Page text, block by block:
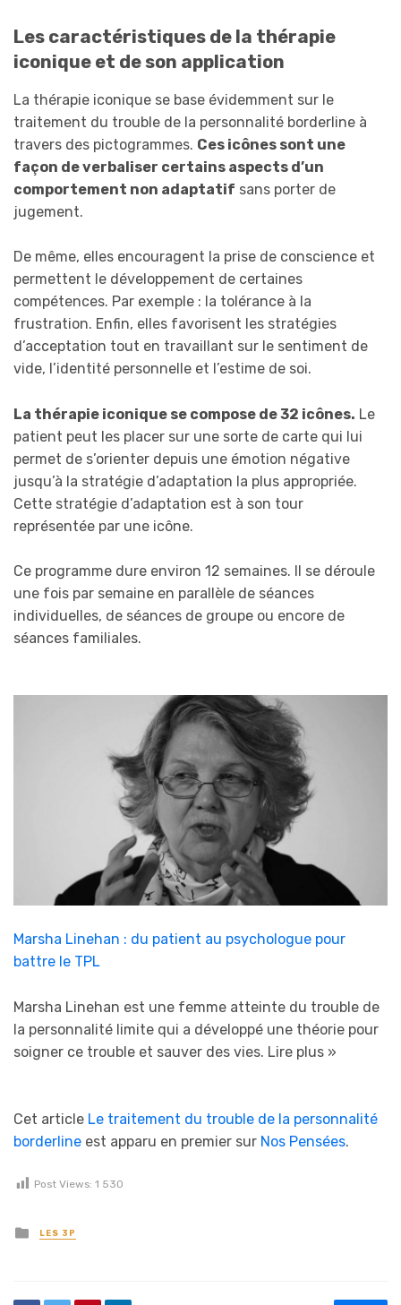
Les caractéristiques de la thérapie
iconique et de son application
La thérapie iconique se base évidemment sur le
traitement du trouble de la personnalité borderline à
travers des pictogrammes. Ces icônes sont une
façon de verbaliser certains aspects d’un
comportement non adaptatif sans porter de
jugement.
De même, elles encouragent la prise de conscience et
permettent le développement de certaines
compétences. Par exemple : la tolérance à la
frustration. Enfin, elles favorisent les stratégies
d’acceptation tout en travaillant sur le sentiment de
vide, l’identité personnelle et l’estime de soi.
La thérapie iconique se compose de 32 icônes. Le
patient peut les placer sur une sorte de carte qui lui
permet de s’orienter depuis une émotion négative
jusqu’à la stratégie d’adaptation la plus appropriée.
Cette stratégie d’adaptation est à son tour
représentée par une icône.
Ce programme dure environ 12 semaines. Il se déroule
une fois par semaine en parallèle de séances
individuelles, de séances de groupe ou encore de
séances familiales.
Marsha Linehan : du patient au psychologue pour
battre le TPL
Marsha Linehan est une femme atteinte du trouble de
la personnalité limite qui a développé une théorie pour
soigner ce trouble et sauver des vies. Lire plus »
Cet article Le traitement du trouble de la personnalité
borderline est apparu en premier sur Nos Pensées.
Post Views: 1 530
Posted in
LES 3P